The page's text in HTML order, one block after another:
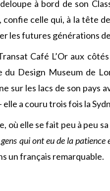
à bord de son
, confie celle qui, à la tête
les futures générations
Café L’Or aux
du Design Museum de
sur les lacs de son pays
a couru trois fois la
où elle se fait peu à peu sa
qui ont eu de la patience
un français remarquable.